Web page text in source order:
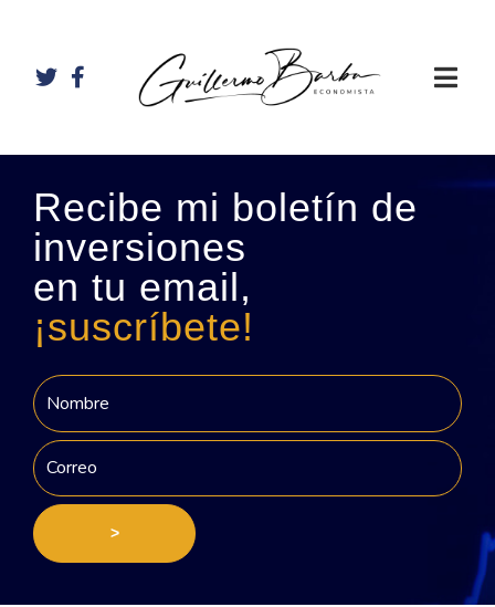
Recibe mi boletín de
inversiones
en tu email,
¡suscríbete!
>